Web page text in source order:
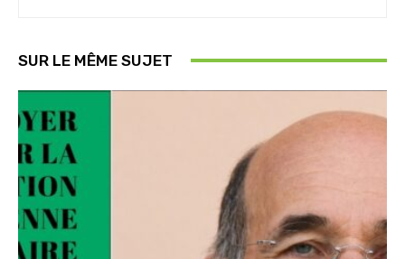
SUR LE MÊME SUJET